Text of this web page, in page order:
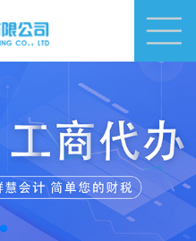
0731-88812366